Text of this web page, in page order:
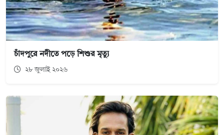
চাঁদপুরে নদীতে পড়ে শিশুর মৃত্যু
২৮ জুলাই ২০২৬